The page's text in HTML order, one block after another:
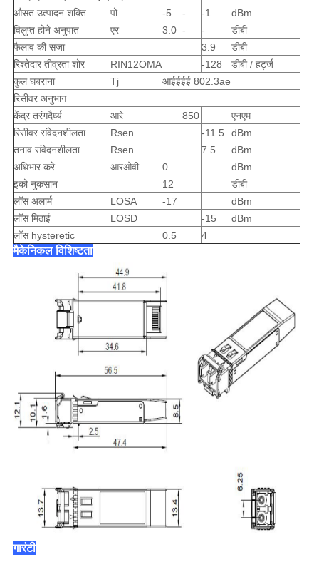
औसत उत्पादन शक्ति
पो -5 - -1
dBm
विलुप्त होने अनुपात
एर 3.0 - -
डीबी
फैलाव की सजा
3.9
डीबी
रिश्तेदार तीव्रता शोर
RIN12OMA -128
डीबी / हर्ट्ज
कुल घबराना
Tj
आईईईई 802.3ae
रिसीवर अनुभाग
केंद्र तरंगदैर्ध्य
आरे 850
एनएम
रिसीवर संवेदनशीलता
Rsen -11.5
dBm
तनाव संवेदनशीलता
Rsen 7.5
dBm
अधिभार करे
आरओवी 0
dBm
इको नुकसान
12
डीबी
लॉस अलार्म
LOSA -17
dBm
लॉस मिठाई
LOSD -15
dBm
लॉस hysteretic
0.5 4
मैकेनिकल विशिष्टता
गारंटी